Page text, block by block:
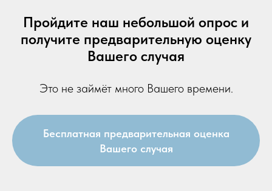
Пройдите наш небольшой опрос и
получите предварительную оценку
Вашего случая
Это не займёт много Вашего времени.
Бесплатная предварительная оценка
Вашего случая